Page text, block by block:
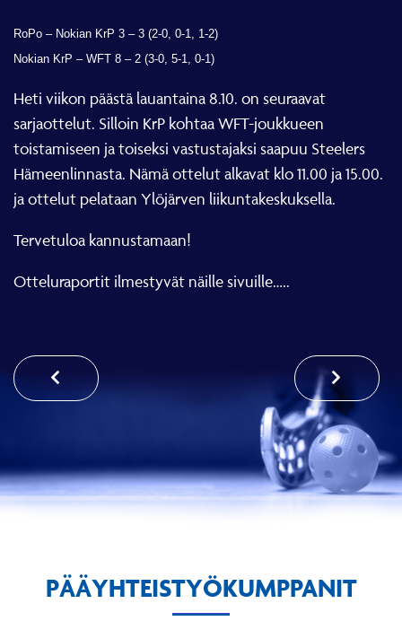
RoPo – Nokian KrP 3 – 3 (2-0, 0-1, 1-2)
Nokian KrP – WFT 8 – 2 (3-0, 5-1, 0-1)
Heti viikon päästä lauantaina 8.10. on seuraavat
sarjaottelut. Silloin KrP kohtaa WFT-joukkueen
toistamiseen ja toiseksi vastustajaksi saapuu Steelers
Hämeenlinnasta. Nämä ottelut alkavat klo 11.00 ja 15.00.
ja ottelut pelataan Ylöjärven liikuntakeskuksella.
Tervetuloa kannustamaan!
Otteluraportit ilmestyvät näille sivuille…..
PÄÄYHTEISTYÖKUMPPANIT